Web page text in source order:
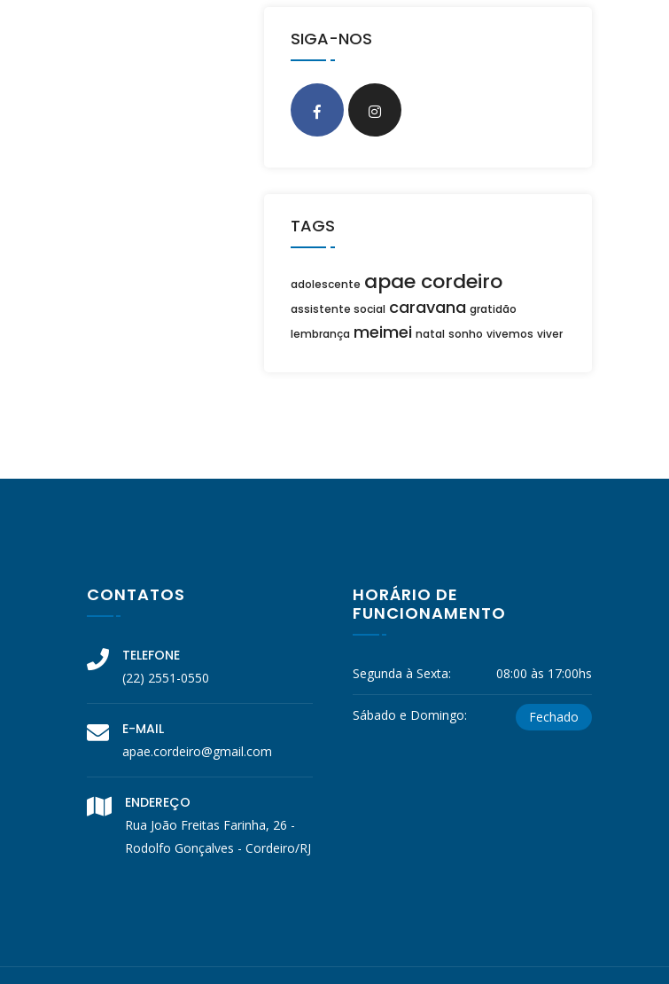
SIGA-NOS
TAGS
adolescente apae cordeiro
assistente social caravana gratidão
lembrança meimei natal sonho vivemos viver
CONTATOS
TELEFONE
(22) 2551-0550
E-MAIL
apae.cordeiro@gmail.com
ENDEREÇO
Rua João Freitas Farinha, 26 -
Rodolfo Gonçalves - Cordeiro/RJ
HORÁRIO DE
FUNCIONAMENTO
Segunda à Sexta: 08:00 às 17:00hs
Sábado e Domingo: Fechado